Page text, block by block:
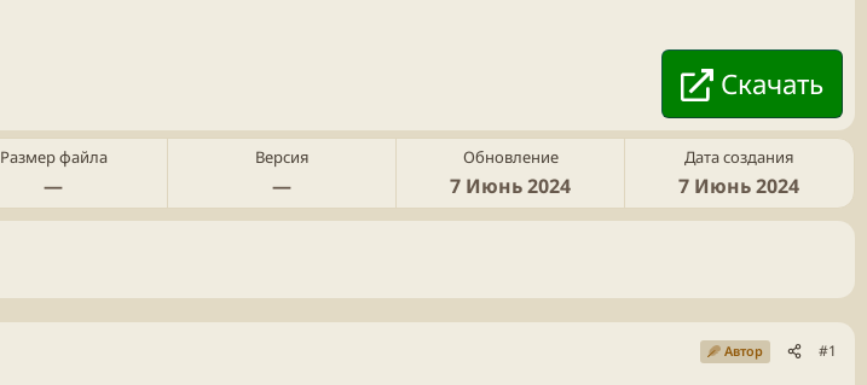
Скачать
Размер файла
—
Версия
—
Обновление
7 Июнь 2024
Дата создания
7 Июнь 2024
Автор #1